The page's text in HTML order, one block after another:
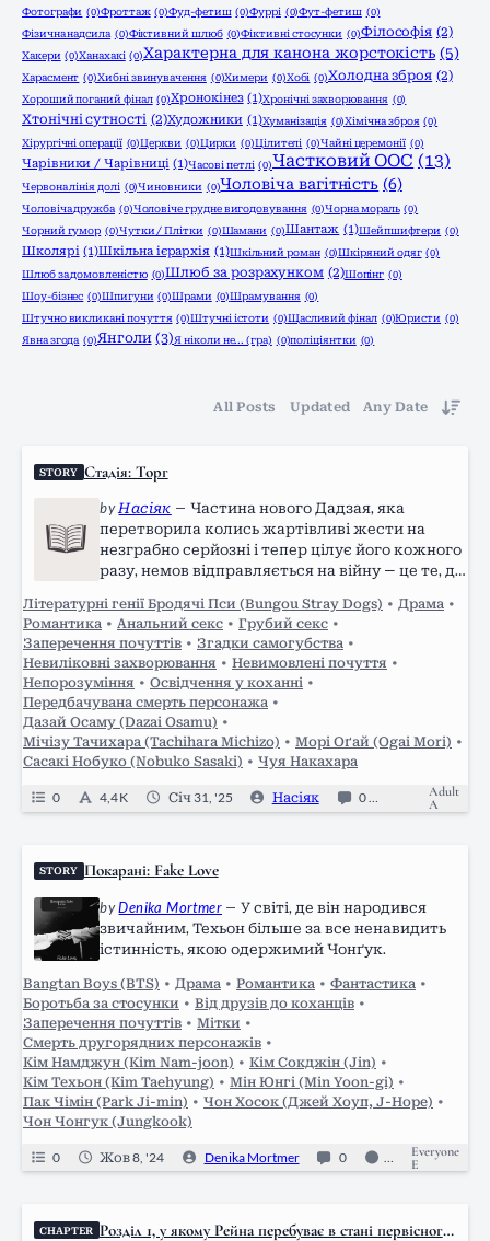
Фотографи (0)Фроттаж (0)Фуд-фетиш (0)Фуррі (0)Фут-фетиш (0)
Фізична надсила (0)Фіктивний шлюб (0)Фіктивні стосунки (0)Філософія (2)
Хакери (0)Ханахакі (0)Характерна для канона жорстокість (5)
Харасмент (0)Хибні звинувачення (0)Химери (0)Хобі (0)Холодна зброя (2)
Хороший поганий фінал (0)Хронокінез (1)Хронічні захворювання (0)
Хтонічні сутності (2)Художники (1)Хуманізація (0)Хімічна зброя (0)
Хірургічні операції (0)Церкви (0)Цирки (0)Цілителі (0)Чайні церемонії (0)
Чарівники / Чарівниці (1)Часові петлі (0)Частковий ООС (13)
Червона лінія долі (0)Чиновники (0)Чоловіча вагітність (6)
Чоловіча дружба (0)Чоловіче грудне вигодовування (0)Чорна мораль (0)
Чорний гумор (0)Чутки / Плітки (0)Шамани (0)Шантаж (1)Шейпшифтери (0)
Школярі (1)Шкільна ієрархія (1)Шкільний роман (0)Шкіряний одяг (0)
Шлюб за домовленістю (0)Шлюб за розрахунком (2)Шопінг (0)
Шоу-бізнес (0)Шпигуни (0)Шрами (0)Шрамування (0)
Штучно викликані почуття (0)Штучні істоти (0)Щасливий фінал (0)Юристи (0)
Явна згода (0)Янголи (3)Я ніколи не... (гра) (0)поліціянтки (0)
All Posts Updated Any Date
STORY Стадія: Торг
byНасіяк — Частина нового Дадзая, яка
перетворила колись жартівливі жести на
незграбно серйозні і тепер цілує його кожного
разу, немов відправляється на війну — це те, до
Літературні генії Бродячі Пси (Bungou Stray Dogs) • Драма •
Романтика • Анальний секс • Грубий секс •
Заперечення почуттів • Згадки самогубства •
Невиліковні захворювання • Невимовлені почуття •
Непорозуміння • Освідчення у коханні •
Передбачувана смерть персонажа •
Дазай Осаму (Dazai Osamu) •
Мічізу Тачихара (Tachihara Michizo) • Морі Оґай (Ogai Mori) •
Сасакі Нобуко (Nobuko Sasaki) • Чуя Накахара
0 4,4 K Січ 31, '25 Насіяк 0 Completed
Adult
A
STORY Покарані: Fake Love
byDenika Mortmer— У світі, де він народився
звичайним, Техьон більше за все ненавидить
істинність, якою одержимий Чонґук.
Bangtan Boys (BTS) • Драма • Романтика • Фантастика •
Боротьба за стосунки • Від друзів до коханців •
Заперечення почуттів • Мітки •
Смерть другорядних персонажів •
Кім Намджун (Kim Nam-joon) • Кім Сокджін (Jin) •
Кім Техьон (Kim Taehyung) • Мін Юнгі (Min Yoon-gi) •
Пак Чімін (Park Ji-min) • Чон Хосок (Джей Хоуп, J-Hope) •
Чон Чонгук (Jungkook)
0 Жов 8, '24 Denika Mortmer 0 OngoingEveryone
E
CHAPTER Розділ 1, у якому Рейна перебуває в стані первісного